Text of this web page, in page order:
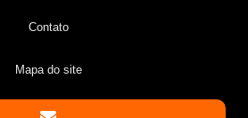
Contato
Mapa do site